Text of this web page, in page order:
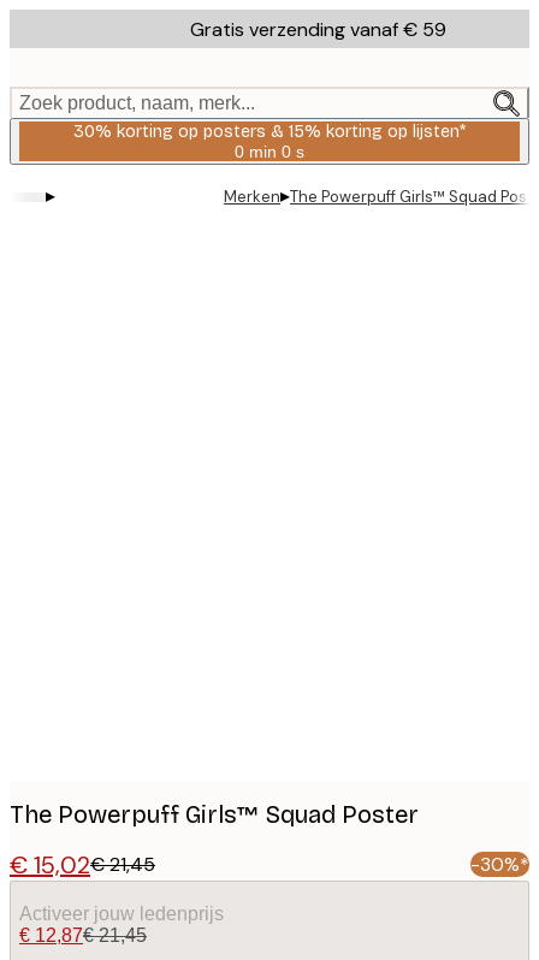
to
content.
Gratis verzending vanaf € 59
Zoek product, naam, merk...
30% korting op posters & 15% korting op lijsten*
0 min 0 s
Geldig
2026-
▸ Merken▸The Powerpuff Girls™ Squad
The Powerpuff Girls™ Squad Poster
€ 15,02€ 21,45 -30%*
Activeer jouw ledenprijs
€ 12,87€ 21,45